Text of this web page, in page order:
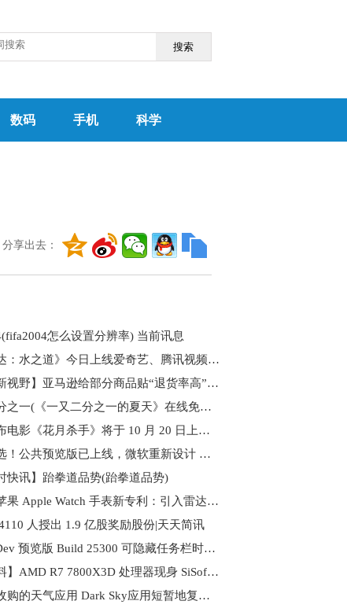
搜索
数码 手机 科学
享出去：
怎么设置分辨率) 当前讯息
《阿凡达：水之道》今日上线爱奇艺、腾讯视频、优酷
【世界新视野】亚马逊给部分商品贴“退货率高”标签
一又二分之一(《一又二分之一的夏天》在线免费观看百度云资源,求下载)
苹果宣布电影《花月杀手》将于 10 月 20 日上映 天天热推荐
环球精选！公共预览版已上线，微软重新设计 Microsoft Teams：安装速度提升了 2 倍
快讯】跆拳道品势(跆拳道品势)
速递！苹果 Apple Watch 手表新专利：引入雷达系统
人授出 1.9 亿股奖励股份|天天简讯
Win11 Dev 预览版 Build 25300 可隐藏任务栏时钟、日期 今日播报
【速看料】AMD R7 7800X3D 处理器现身 SiSoftware 测试
被苹果收购的天气应用 Dark Sky应用短暂地复活_消息